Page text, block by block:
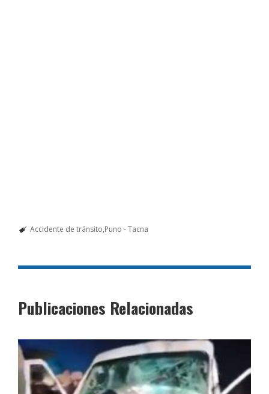
Accidente de tránsito Puno - Tacna
Publicaciones Relacionadas